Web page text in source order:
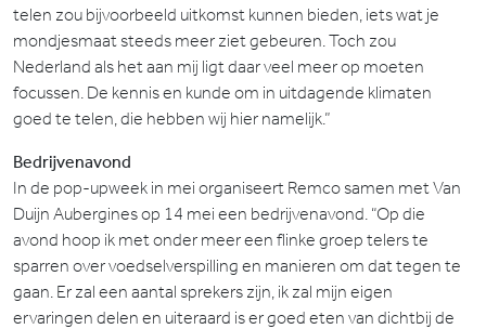
telen zou bijvoorbeeld uitkomst kunnen bieden, iets wat je
mondjesmaat steeds meer ziet gebeuren. Toch zou
Nederland als het aan mij ligt daar veel meer op moeten
focussen. De kennis en kunde om in uitdagende klimaten
goed te telen, die hebben wij hier namelijk.”
Bedrijvenavond
In de pop-upweek in mei organiseert Remco samen met Van
Duijn Aubergines op 14 mei een bedrijvenavond. “Op die
avond hoop ik met onder meer een flinke groep telers te
sparren over voedselverspilling en manieren om dat tegen te
gaan. Er zal een aantal sprekers zijn, ik zal mijn eigen
ervaringen delen en uiteraard is er goed eten van dichtbij de